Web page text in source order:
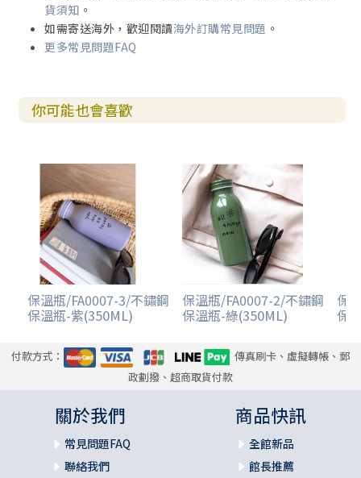
貨須知 。
如需寄送海外，歡迎閱讀海外訂購常見問題 。
更多常見問題FAQ
你可能也會喜歡
保溫瓶/FA0007-3/不鏽鋼
保溫瓶-紫(350ML)
保溫瓶/FA0007-2/不鏽鋼
保溫瓶-綠(350ML)
保
保
付款方式：
傳真刷卡、虛擬轉帳、郵
政劃撥、超商取貨付款
關於我們
常見問題FAQ
聯絡我們
商品快訊
全館新品
館長推薦